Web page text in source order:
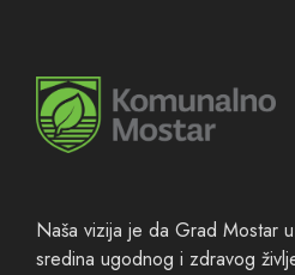
Naša vizija je da Grad Mostar
sredina ugodnog i zdravog